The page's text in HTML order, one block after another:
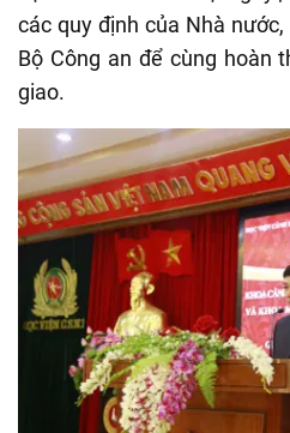
các quy định của Nhà
Bộ Công an để cùng hoàn
giao.